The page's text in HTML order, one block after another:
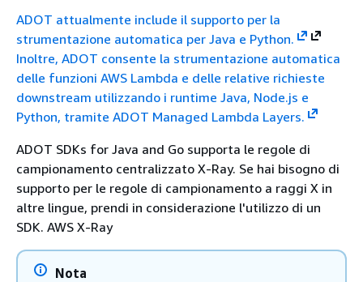
ADOT attualmente include il supporto per la
strumentazione automatica per Java e Python.
Inoltre, ADOT consente la strumentazione automatica
delle funzioni AWS Lambda e delle relative richieste
downstream utilizzando i runtime Java, Node.js e
Python, tramite ADOT Managed Lambda Layers.
ADOT SDKs for Java and Go supporta le regole di
campionamento centralizzato X-Ray. Se hai bisogno di
supporto per le regole di campionamento a raggi X in
altre lingue, prendi in considerazione l'utilizzo di un
SDK. AWS X-Ray
Nota